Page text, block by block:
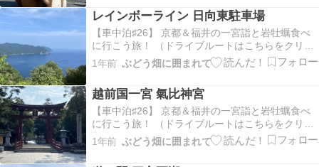
ケーブルカー（選べます）に乗って山頂へわたく
したち…
レインボーライン 日向東駐車場
【車中泊♯26】 京都＆福井の一宮詣と岩牡蠣食べ
に行こう旅！ （ドライブルートはこちらをクリッ
ク！）レインボーラインに駐車場のある展望台が
あるようなので行ってみることに・・・レインボ
ってみたらば生け簀のようなものも見えましたも
う少し先…
1年前 ぶどう畑に囲まれて
越前国一宮 氣比神宮
【車中泊♯26】 京都＆福井の一宮詣と岩牡蠣食べ
に行こう旅！ （ドライブルートはこちらをクリッ
ク！）越前国一宮 氣比神宮さんへお堀？ に 小魚
さん（稚鮎のような？） いっぱい泳いでました
1年前 ぶどう畑に囲まれて